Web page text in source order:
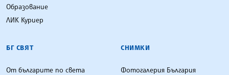
Образование
ЛИК Куриер
БГ СВЯТ
От българите по света
СНИМКИ
Фотогалерия България